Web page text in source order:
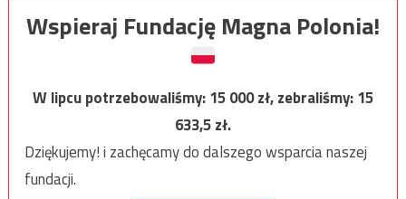
Wspieraj Fundację Magna Polonia!
W lipcu potrzebowaliśmy:15 000zł, zebraliśmy:15
633,5zł.
Dziękujemy! i zachęcamy do dalszego wsparcia naszej
fundacji.